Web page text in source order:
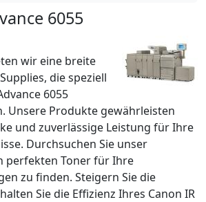
6055
wir eine breite
die speziell
6055
Unsere Produkte gewährleisten
und zuverlässige Leistung für Ihre
Durchsuchen Sie unser
perfekten Toner für Ihre
zu finden. Steigern Sie die
Sie die Effizienz Ihres Canon IR